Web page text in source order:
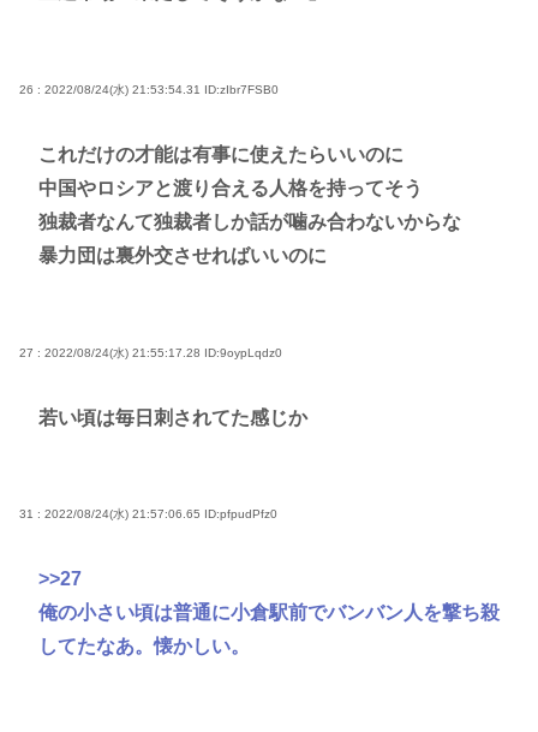
26 : 2022/08/24(水) 21:53:54.31 ID:zIbr7FSB0
これだけの才能は有事に使えたらいいのに
中国やロシアと渡り合える人格を持ってそう
独裁者なんて独裁者しか話が噛み合わないからな
暴力団は裏外交させればいいのに
27 : 2022/08/24(水) 21:55:17.28 ID:9oypLqdz0
若い頃は毎日刺されてた感じか
31 : 2022/08/24(水) 21:57:06.65 ID:pfpudPfz0
>>27
俺の小さい頃は普通に小倉駅前でバンバン人を撃ち殺
してたなあ。懐かしい。